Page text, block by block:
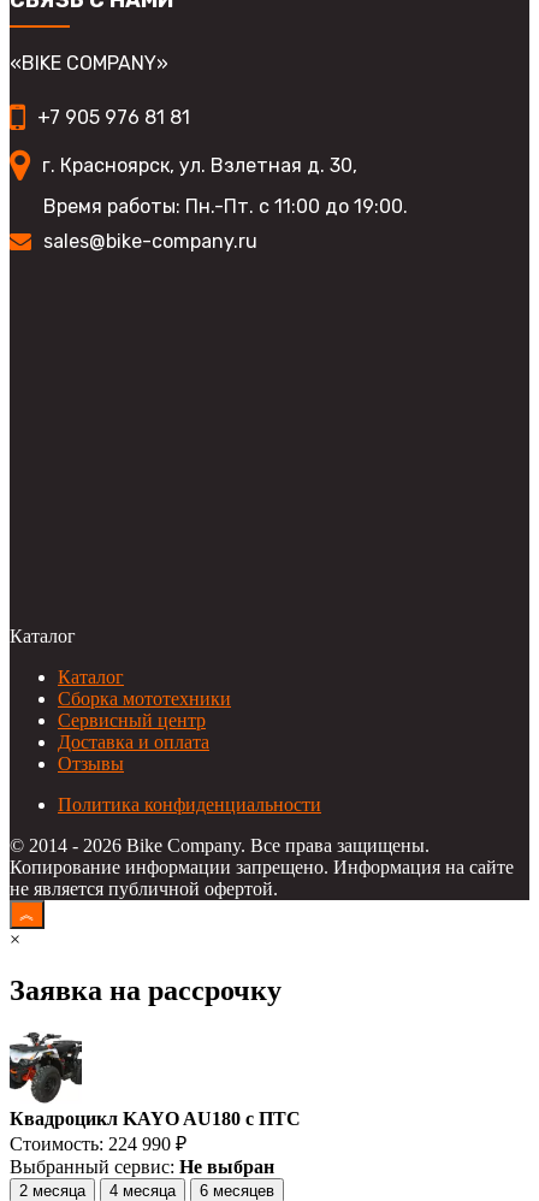
«BIKE COMPANY»
+7 905 976 81 81
г. Красноярск, ул. Взлетная д. 30,
Время работы: Пн.-Пт. с 11:00 до 19:00.
sales@bike-company.ru
Каталог
Каталог
Сборка мототехники
Сервисный центр
Доставка и оплата
Отзывы
Политика конфиденциальности
© 2014 - 2026 Bike Company. Все права защищены.
Копирование информации запрещено. Информация на сайте
не является публичной офертой.
×
Заявка на рассрочку
Квадроцикл KAYO AU180 с ПТС
Стоимость: 224 990 ₽
Выбранный сервис: Не выбран
2 месяца 4 месяца 6 месяцев